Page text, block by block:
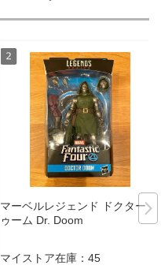
マーベルレジェンド ドクタード
ゥーム Dr. Doom
マイストア在庫： 45